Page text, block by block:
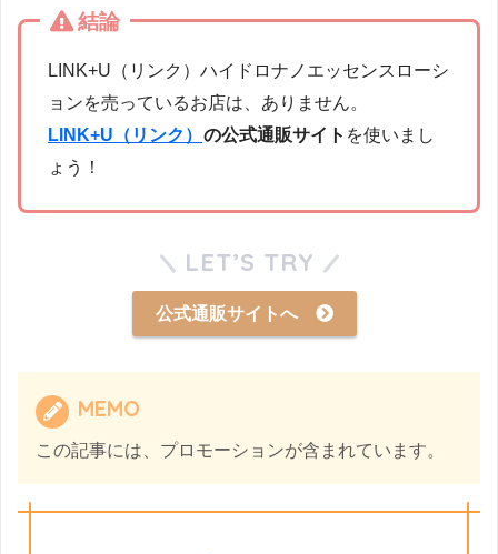
結論
LINK+U（リンク）ハイドロナノエッセンスローシ
ョンを売っているお店は、ありません。
LINK+U（リンク） の公式通販サイト を使いまし
ょう！
LET’S TRY
公式通販サイトへ
MEMO
この記事には、プロモーションが含まれています。